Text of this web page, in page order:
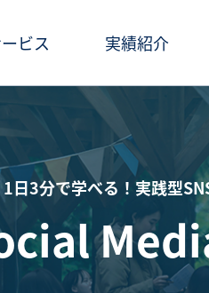
ビス
ショートドラマ制作
SNSアカウント運用
クリエイティブ制作・撮影
投稿キャンペーン
実績紹介
1日3分で学べる！実践型